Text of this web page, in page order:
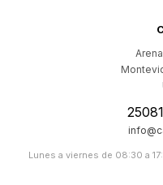
Lunes a viernes de 08:30 a